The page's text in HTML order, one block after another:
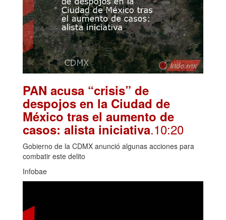
PAN acusa “crisis” de
despojos en la Ciudad de
México tras el aumento de
casos: alista iniciativa.10:20
Gobierno de la CDMX anunció algunas acciones para
combatir este delito
Infobae